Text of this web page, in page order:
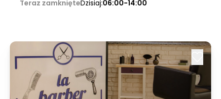
Teraz zamknięteDzisiaj:06:00-14:00